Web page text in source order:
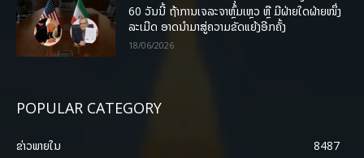
60 ວັນນີ້ ຖ້າການເຈລະຈາຫຼົ້ມເຫຼວ ຫຼື ມີຝ່າຍໃດຝ່າຍໜຶ່ງ
ລະເມີດ ອາດນໍາມາສູ່ຄວາມຂັດແຍ້ງອີກຄັ້ງ
18/06/2026
POPULAR CATEGORY
ຂ່າວພາຍ​ໃນ
8487